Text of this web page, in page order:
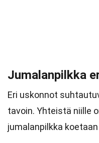
Jumalanpilkka
Eri uskonnot
tavoin. Yhteistä niille
jumalanpilkka